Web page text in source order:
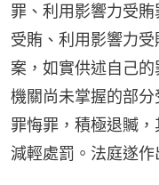
罪、利用影響力受
受賄、利用影響力
案，如實供述自己
機關尚未掌握的部
罪悔罪，積極退贓
減輕處罰。法庭遂作